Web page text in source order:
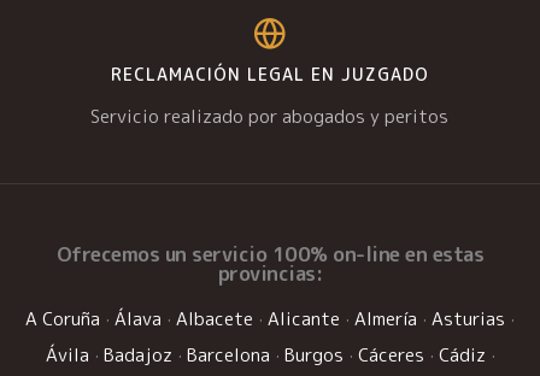
RECLAMACIÓN LEGAL EN JUZGADO
Servicio realizado por abogados y peritos
Ofrecemos un servicio 100% on-line en estas
provincias:
A Coruña · Álava · Albacete · Alicante · Almería · Asturias ·
Ávila · Badajoz · Barcelona · Burgos · Cáceres · Cádiz ·